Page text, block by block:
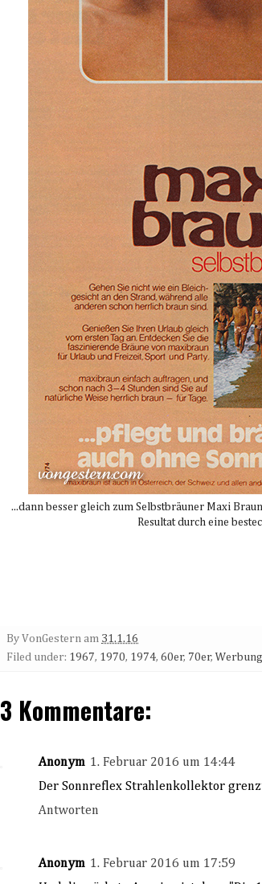
...dann besser gleich zum Selbstbräuner Maxi
Resultat durch eine
By VonGestern am 31.1.16
Filed under: 1967, 1970, 1974, 60er, 70er, Werbung
3 Kommentare:
Anonym 1. Februar 2016 um 14:44
Der Sonnreflex Strahlenkollektor
Antworten
Anonym 1. Februar 2016 um 17:59